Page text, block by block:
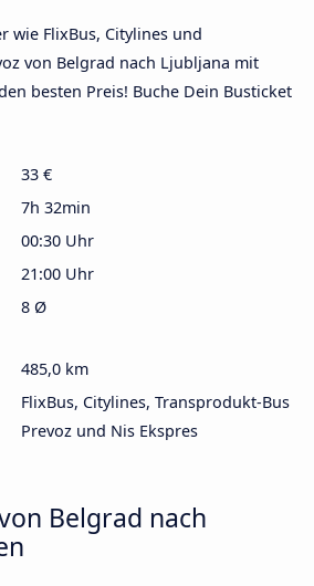
wie FlixBus, Citylines und
von Belgrad nach Ljubljana mit
besten Preis! Buche Dein Busticket
33 €
7h 32min
00:30 Uhr
21:00 Uhr
8 Ø
485,0 km
FlixBus, Citylines, Transprodukt-Bus
Prevoz und Nis Ekspres
Belgrad nach